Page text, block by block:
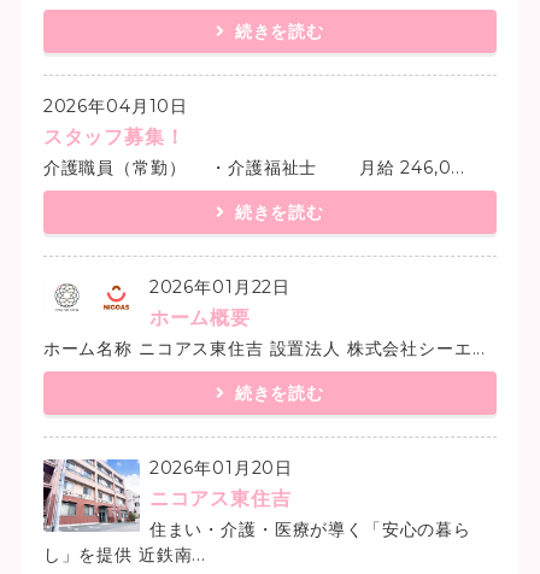
続きを読む
2026年04月10日
スタッフ募集！
介護職員（常勤） ・介護福祉士 月給 246,0...
続きを読む
2026年01月22日
ホーム概要
ホーム名称 ニコアス東住吉 設置法人 株式会社シーエ...
続きを読む
2026年01月20日
ニコアス東住吉
住まい・介護・医療が導く「安心の暮ら
し」を提供 近鉄南...